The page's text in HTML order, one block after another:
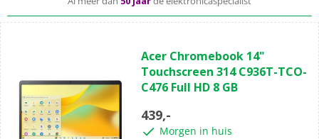
van
de
5
Acer Chromebook 14"
Touchscreen 314 C936T-TCO-
C476 Full HD 8 GB
439,-
Morgen in huis